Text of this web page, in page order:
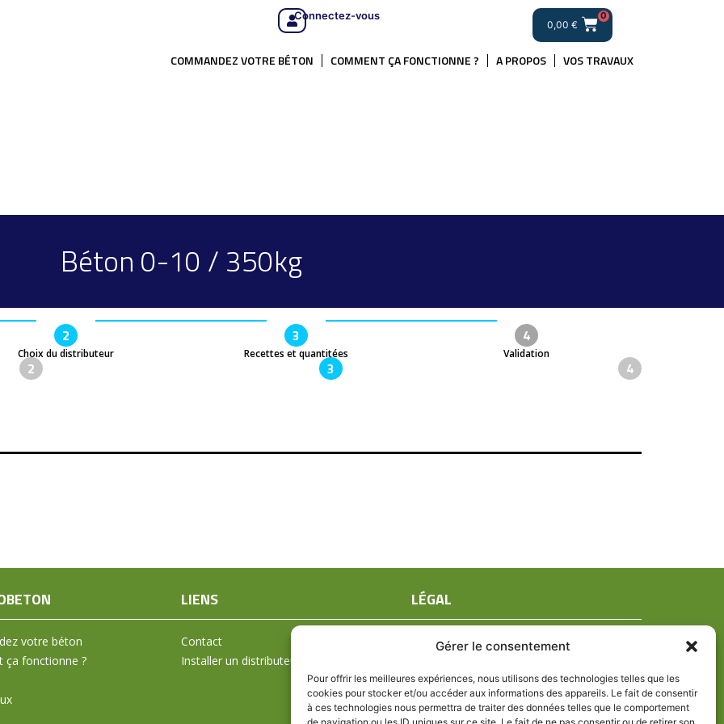
Gérer le consentement
Pour offrir les meilleures expériences, nous utilisons des technologies telles que les
cookies pour stocker et/ou accéder aux informations des appareils. Le fait de consentir
à ces technologies nous permettra de traiter des données telles que le comportement
Connectez-vous
0,00 €
0
COMMANDEZ VOTRE BÉTON COMMENT ÇA FONCTIONNE ? A PROPOS VOS TRAVAUX
Béton 0-10 / 350kg
2
Choix du distributeur
3
Recettes et quantitées
4
Validation
2 3 4
votre béton
ça fonctionne ?
LIENS
Contact
Installer un distributeur
LÉGAL
Mentions légales
Politique de confidentialité
Politique de cookies (UE)